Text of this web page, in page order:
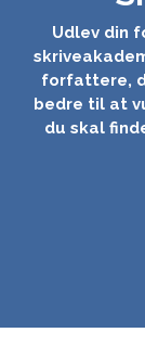
Udlev din
forfattere,
bedre til at
du skal